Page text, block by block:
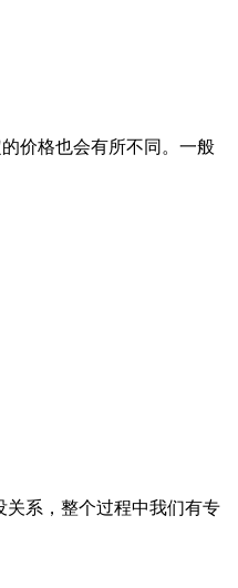
价格也会有所不同。一般
系，整个过程中我们有专